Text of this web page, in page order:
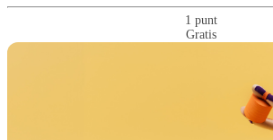
1 punt
Gratis